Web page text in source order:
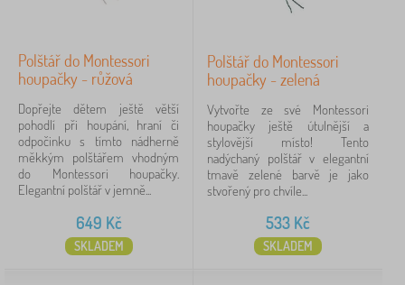
překližka
1
Určení
pro holky
3
univerzální
2
pro kluky
Polštář do Montessori
houpačky - růžová
Dopřejte dětem ještě větší
pohodlí při houpání, hraní či
odpočinku s tímto nádherně
měkkým polštářem vhodným
do Montessori houpačky.
Elegantní polštář v jemně...
649 Kč
SKLADEM
Polštář do Montessori
houpačky - zelená
Vytvořte ze své Montessori
houpačky ještě útulnější a
stylovější místo! Tento
nadýchaný polštář v elegantní
tmavě zelené barvě je jako
stvořený pro chvíle...
533 Kč
SKLADEM